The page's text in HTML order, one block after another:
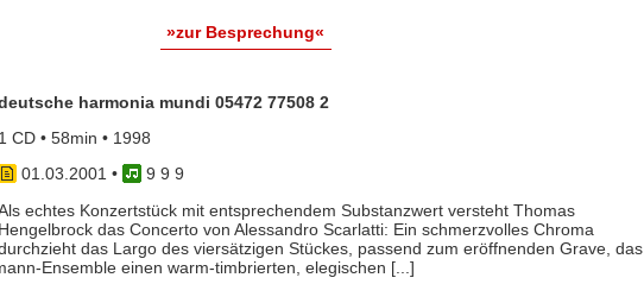
»zur Besprechung«
harmonia mundi 05472 77508 2
1 CD • 58min • 1998
01.03.2001 •
9 9 9
echtes Konzertstück mit entsprechendem Substanzwert versteht Thomas
Hengelbrock das Concerto von Alessandro Scarlatti: Ein schmerzvolles Chroma
das Largo des viersätzigen Stückes, passend zum eröffnenden Grave, das
Ensemble einen warm-timbrierten, elegischen [...]